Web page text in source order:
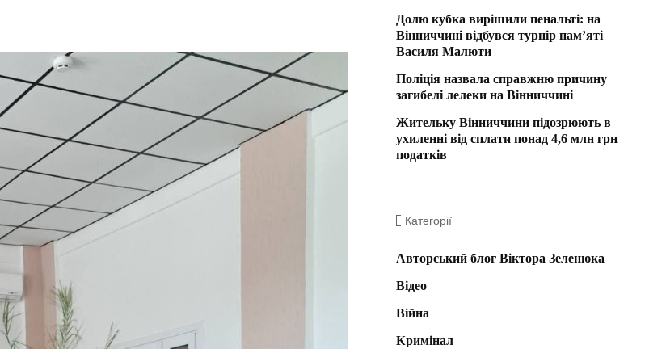
Долю кубка вирішили пенальті: на
Вінниччині відбувся турнір пам’яті
Василя Малюти
Поліція назвала справжню причину
загибелі лелеки на Вінниччині
Жительку Вінниччини підозрюють в
ухиленні від сплати понад 4,6 млн грн
податків
Категорії
Авторський блог Віктора Зеленюка
Відео
Війна
Кримінал